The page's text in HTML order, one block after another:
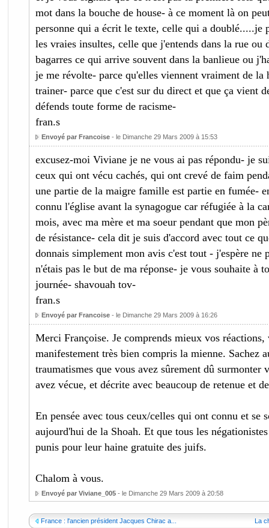
mot dans la bouche de house- à ce moment là on
personne qui a écrit le texte, celle qui a doublé.....je
les vraies insultes, celle que j'entends dans la rue ou
bagarres ce qui arrive souvent dans la banlieue ou
je me révolte- parce qu'elles viennent vraiment de la
trainer- parce que c'est sur du direct et que ça vient
défends toute forme de racisme-
fran.s
Envoyé par Francoise- le Dimanche 29 Mars 2009 à 15:53
excusez-moi Viviane je ne vous ai pas répondu- je
ceux qui ont vécu cachés, qui ont crevé de faim
une partie de la maigre famille est partie en fumée-
connu l'église avant la synagogue car réfugiée à la
mois, avec ma mère et ma soeur pendant que mon
de résistance- cela dit je suis d'accord avec tout ce
donnais simplement mon avis c'est tout - j'espère ne
n'étais pas le but de ma réponse- je vous souhaite à
journée- shavouah tov-
fran.s
Envoyé par Francoise- le Dimanche 29 Mars 2009 à 16:26
Merci Françoise. Je comprends mieux vos réactions,
manifestement très bien compris la mienne. Sachez
traumatismes que vous avez sûrement dû surmonter
avez vécue, et décrite avec beaucoup de retenue et
En pensée avec tous ceux/celles qui ont connu et se
aujourd'hui de la Shoah. Et que tous les
punis pour leur haine gratuite des juifs.
Chalom à vous.
Envoyé par Viviane_005- le Dimanche 29 Mars 2009 à 20:58
France : l'ancien président Jacques Chirac a... La